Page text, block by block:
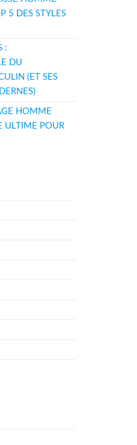
5 DES STYLES
:
DU
(ET SES
HOMME
ULTIME POUR